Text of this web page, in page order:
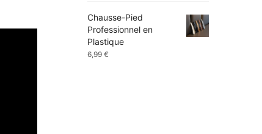
à
Chausse-Pied
Professionnel en
Plastique
6,99€